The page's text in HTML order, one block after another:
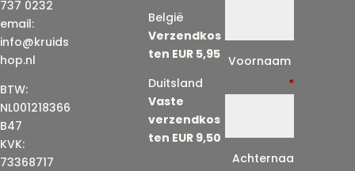
737 0232
email:
info@kruids
hop.nl
BTW:
NL001218366
B47
KVK:
73368717
België
Verzendkos
ten EUR 5,95
Duitsland
Vaste
verzendkos
ten EUR 9,50
Voornaam
*
Achternaa